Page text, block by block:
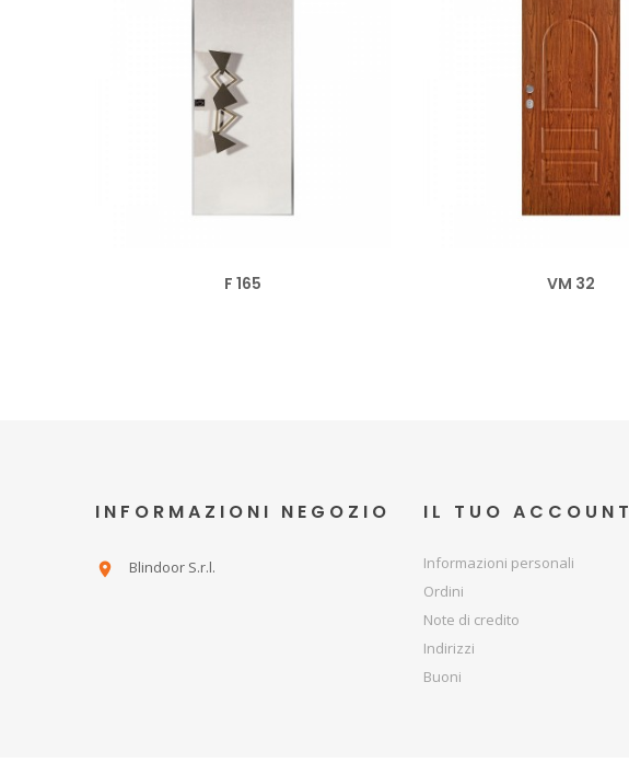
F 165 VM 32
INFORMAZIONI NEGOZIO
 Blindoor S.r.l.
IL TUO ACCOUNT
Informazioni personali
Ordini
Note di credito
Indirizzi
Buoni